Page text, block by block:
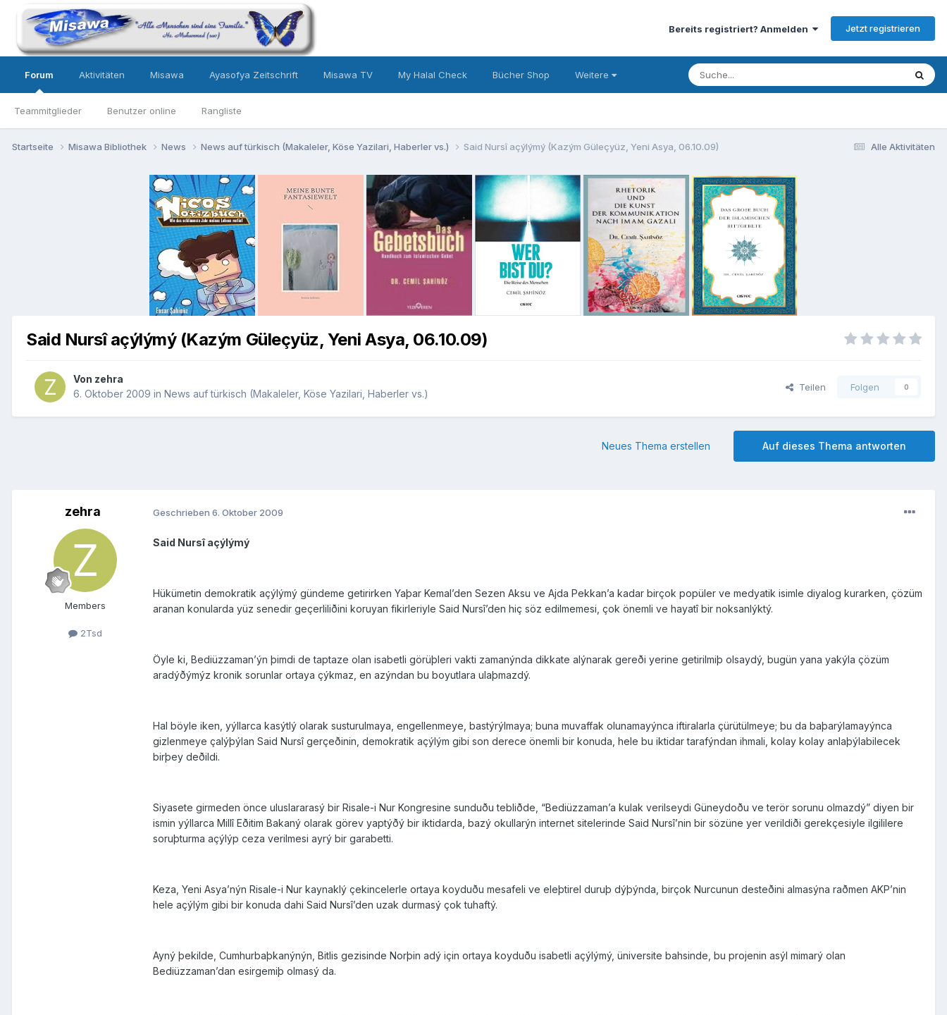
Bereits registriert? Anmelden Jetzt registrieren
Forum
Teammitglieder Benutzer online Rangliste
Aktivitäten Misawa Ayasofya Zeitschrift Misawa TV My Halal Check Bücher Shop Weitere
Alle Aktivitäten
Startseite Misawa Bibliothek News News auf türkisch (Makaleler, Köse Yazilari, Haberler vs.) Said Nursî açýlýmý (Kazým Güleçyüz, Yeni Asya, 06.10.09)
Said Nursî açýlýmý (Kazým Güleçyüz, Yeni Asya, 06.10.09)
Von zehra
6. Oktober 2009 in News auf türkisch (Makaleler, Köse Yazilari, Haberler vs.)
Teilen Folgen 0
Auf dieses Thema antworten
Neues Thema erstellen
zehra
Members
2Tsd
Geschrieben 6. Oktober 2009
Said Nursî açýlýmý
Hükümetin demokratik açýlýmý gündeme getirirken Yaþar Kemal’den Sezen Aksu ve Ajda Pekkan’a kadar birçok popüler ve medyatik isimle diyalog kurarken, çözüm
aranan konularda yüz senedir geçerliliðini koruyan fikirleriyle Said Nursî’den hiç söz edilmemesi, çok önemli ve hayatî bir noksanlýktý.
Öyle ki, Bediüzzaman’ýn þimdi de taptaze olan isabetli görüþleri vakti zamanýnda dikkate alýnarak gereði yerine getirilmiþ olsaydý, bugün yana yakýla çözüm
aradýðýmýz kronik sorunlar ortaya çýkmaz, en azýndan bu boyutlara ulaþmazdý.
Hal böyle iken, yýllarca kasýtlý olarak susturulmaya, engellenmeye, bastýrýlmaya; buna muvaffak olunamayýnca iftiralarla çürütülmeye; bu da baþarýlamayýnca
gizlenmeye çalýþýlan Said Nursî gerçeðinin, demokratik açýlým gibi son derece önemli bir konuda, hele bu iktidar tarafýndan ihmali, kolay kolay anlaþýlabilecek
birþey deðildi.
Siyasete girmeden önce uluslararasý bir Risale-i Nur Kongresine sunduðu tebliðde, “Bediüzzaman’a kulak verilseydi Güneydoðu ve terör sorunu olmazdý” diyen bir
ismin yýllarca Millî Eðitim Bakaný olarak görev yaptýðý bir iktidarda, bazý okullarýn internet sitelerinde Said Nursî’nin bir sözüne yer verildiði gerekçesiyle ilgililere
soruþturma açýlýp ceza verilmesi ayrý bir garabetti.
Keza, Yeni Asya’nýn Risale-i Nur kaynaklý çekincelerle ortaya koyduðu mesafeli ve eleþtirel duruþ dýþýnda, birçok Nurcunun desteðini almasýna raðmen AKP’nin
hele açýlým gibi bir konuda dahi Said Nursî’den uzak durmasý çok tuhaftý.
Ayný þekilde, Cumhurbaþkanýnýn, Bitlis gezisinde Norþin adý için ortaya koyduðu isabetli açýlýmý, üniversite bahsinde, bu projenin asýl mimarý olan
Bediüzzaman’dan esirgemiþ olmasý da.